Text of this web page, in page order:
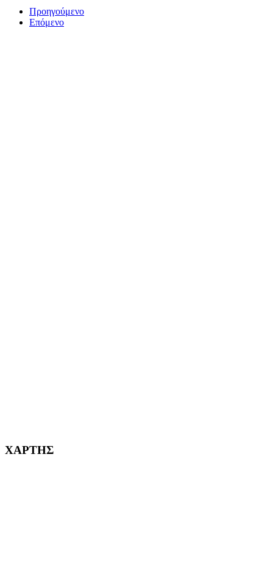
Προηγούμενο
Επόμενο
ΧΑΡΤΗΣ